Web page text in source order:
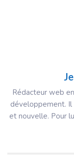
Rédacteur web
développement.
et nouvelle. Pour